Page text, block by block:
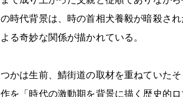
の時代背景は、時の首相犬養毅が暗殺さ
よる奇妙な関係が描かれている。
つかは生前、鯖街道の取材を重ねていた
作を「時代の激動期を背景に描く歴史的